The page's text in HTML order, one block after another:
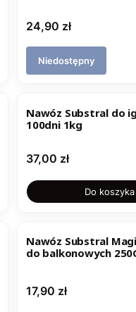
Cena
24,90 zł
Niedostępny
Nawóz Substral do
100dni 1kg
Cena
37,00 zł
Do koszyka
Nawóz Substral
do balkonowych
Cena
17,90 zł